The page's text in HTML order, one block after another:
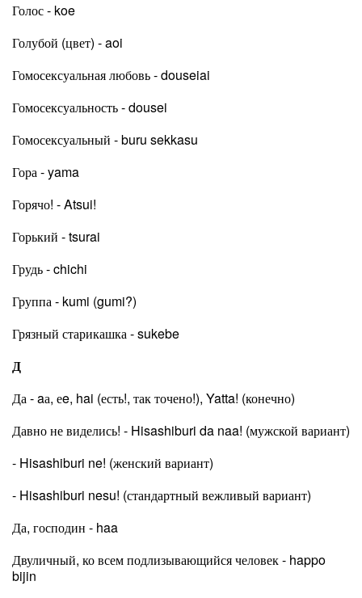
Голос - koe
Голубой (цвет) - aoi
Гомосексуальная любовь - douseiai
Гомосексуальность - dousei
Гомосексуальный - buru sekkasu
Гора - yama
Горячо! - Atsui!
Горький - tsurai
Грудь - chichi
Группа - kumi (gumi?)
Грязный старикашка - sukebe
Д
Да - aа, еe, hai (есть!, так точено!), Yatta! (конечно)
Давно не виделись! - Hisashiburi da naa! (мужской вариант)
- Hisashiburi ne! (женский вариант)
- Hisashiburi nesu! (стандартный вежливый вариант)
Да, господин - haa
Двуличный, ко всем подлизывающийся человек - happo
bijin